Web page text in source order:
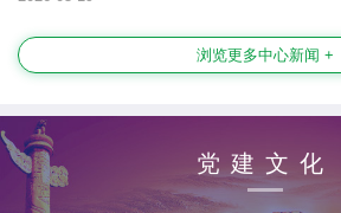
浏览更多中心新闻 +
党建文化